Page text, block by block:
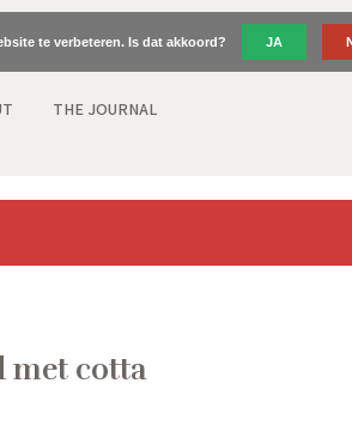
THE JOURNAL
met cotta
te verbeteren. Is dat akkoord? JA